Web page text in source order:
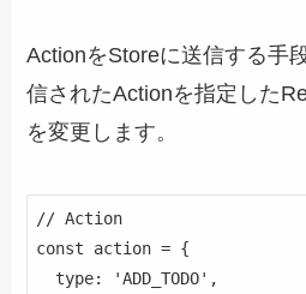
ActionをStoreに送信する手
信されたActionを指定した
を変更します。
// Action
const action = {